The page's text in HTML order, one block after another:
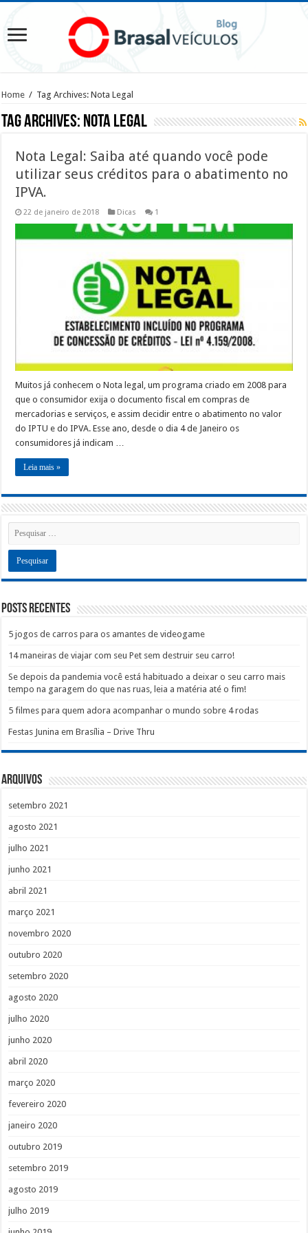
Home / Tag Archives: Nota Legal
Tag Archives: Nota Legal
Nota Legal: Saiba até quando você pode
utilizar seus créditos para o abatimento no
IPVA.
22 de janeiro de 2018 Dicas 1
Muitos já conhecem o Nota legal, um programa criado em 2008 para
que o consumidor exija o documento fiscal em compras de
mercadorias e serviços, e assim decidir entre o abatimento no valor
do IPTU e do IPVA. Esse ano, desde o dia 4 de Janeiro os
consumidores já indicam …
Leia mais »
Posts recentes
5 jogos de carros para os amantes de videogame
14 maneiras de viajar com seu Pet sem destruir seu carro!
Se depois da pandemia você está habituado a deixar o seu carro mais
tempo na garagem do que nas ruas, leia a matéria até o fim!
5 filmes para quem adora acompanhar o mundo sobre 4 rodas
Festas Junina em Brasília – Drive Thru
Arquivos
setembro 2021
agosto 2021
julho 2021
junho 2021
abril 2021
março 2021
novembro 2020
outubro 2020
setembro 2020
agosto 2020
julho 2020
junho 2020
abril 2020
março 2020
fevereiro 2020
janeiro 2020
outubro 2019
setembro 2019
agosto 2019
julho 2019